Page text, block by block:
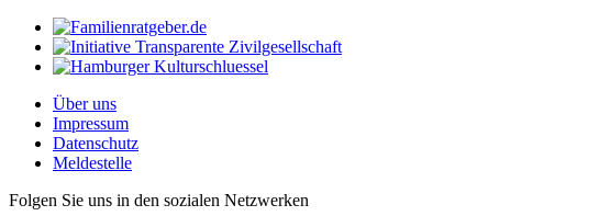
Über uns
Impressum
Datenschutz
Meldestelle
Folgen Sie uns in den sozialen Netzwerken